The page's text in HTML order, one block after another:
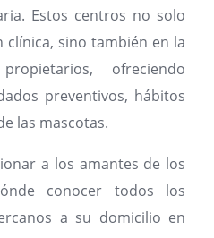
Estos centros no solo
clínica, sino también en la
ofreciendo
preventivos, hábitos
las mascotas.
a los amantes de los
conocer todos los
a su domicilio en